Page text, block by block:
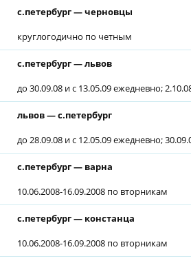
с.петербург — черновцы
круглогодично по четным
с.петербург — львов
до 30.09.08 и с 13.05.09 ежедневно;
львов — с.петербург
до 28.09.08 и с 12.05.09 ежедневно;
с.петербург — варна
10.06.2008-16.09.2008 по вторникам
с.петербург — констанца
10.06.2008-16.09.2008 по вторникам